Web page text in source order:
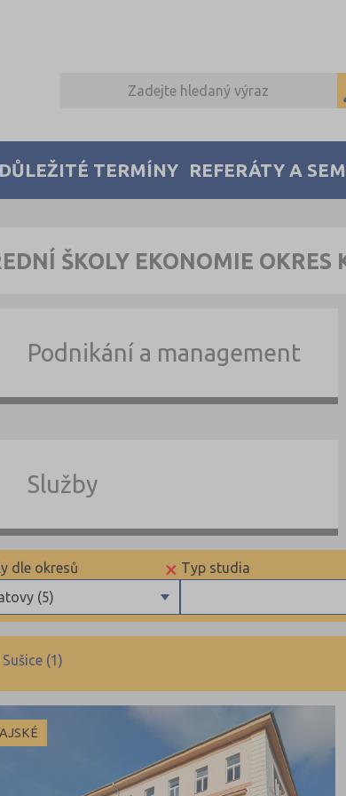
DŮLEŽITÉ TERMÍNY REFERÁTY A
ŠKOLY EKONOMIE OKRES
Podnikání a management
Služby
Typ studia
×
(5)
dle okresů
(3)
(3)
město (12)
venkov (1)
Sušice (1)